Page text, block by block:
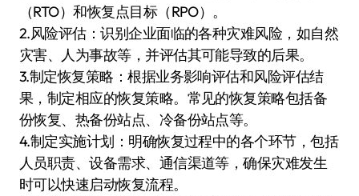
（RTO）和恢复点目标（RPO）。
2.风险评估：识别企业面临的各种灾难风险，如自然
灾害、人为事故等，并评估其可能导致的后果。
3.制定恢复策略：根据业务影响评估和风险评估结
果，制定相应的恢复策略。常见的恢复策略包括备
份恢复、热备份站点、冷备份站点等。
4.制定实施计划：明确恢复过程中的各个环节，包括
人员职责、设备需求、通信渠道等，确保灾难发生
时可以快速启动恢复流程。